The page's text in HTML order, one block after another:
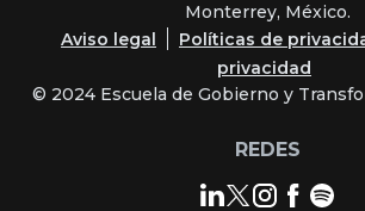
Monterrey, México.
Aviso legal
Políticas de
privacidad
© 2024 Escuela de Gobierno y
REDES